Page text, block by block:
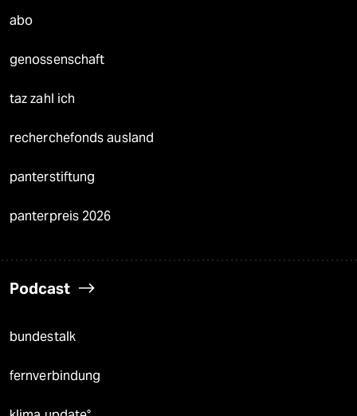
abo
genossenschaft
taz zahl ich
recherchefonds ausland
panterstiftung
panterpreis 2026
Podcast
bundestalk
fernverbindung